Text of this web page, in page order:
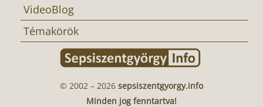
VideoBlog
Témakörök
© 2002 – 2026 sepsiszentgyorgy.info
Minden jog fenntartva!